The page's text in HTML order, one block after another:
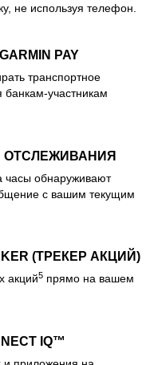
не используя телефон.
PAY
транспортное
банкам-участникам
ОТСЛЕЖИВАНИЯ
часы обнаруживают
с вашим текущим
(ТРЕКЕР АКЦИЙ)
акций5 прямо на вашем
IQ™